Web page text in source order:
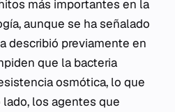
más importantes en la
aunque se ha señalado
describió previamente en
que la bacteria
osmótica, lo que
los agentes que